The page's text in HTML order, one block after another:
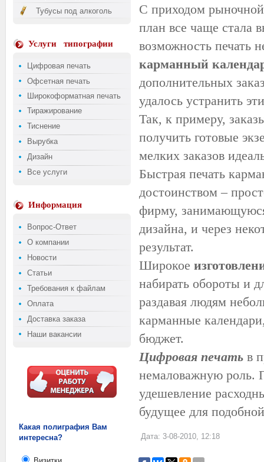
Тубусы под алкоголь
Услуги типографии
Цифровая печать
Офсетная печать
Широкоформатная печать
Тиражирование
Тиснение
Вырубка
Дизайн
Все услуги
Информация
Вопрос-Ответ
О компании
Новости
Статьи
Требования к файлам
Оплата
Доставка заказа
Наши вакансии
Какая полиграфия Вам
интересна?
С приходом
план все чаще стала
возможность печать
карманный
дополнительных
удалось устранить
Так, к примеру,
получить готовые
мелких заказов
Быстрая печать
достоинством –
фирму,
дизайна, и через
результат.
Широкое
набирать обороты и
раздавая людям
карманные
бюджет.
Цифровая печатьв
немаловажную роль.
удешевление
будущее для
Дата: 3-08-2010, 12:18